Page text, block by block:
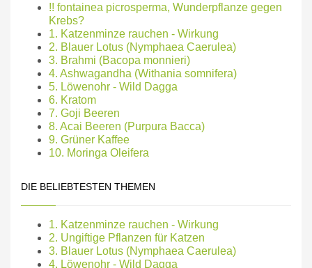
!! fontainea picrosperma, Wunderpflanze gegen
Krebs?
1. Katzenminze rauchen - Wirkung
2. Blauer Lotus (Nymphaea Caerulea)
3. Brahmi (Bacopa monnieri)
4. Ashwagandha (Withania somnifera)
5. Löwenohr - Wild Dagga
6. Kratom
7. Goji Beeren
8. Acai Beeren (Purpura Bacca)
9. Grüner Kaffee
10. Moringa Oleifera
DIE BELIEBTESTEN THEMEN
1. Katzenminze rauchen - Wirkung
2. Ungiftige Pflanzen für Katzen
3. Blauer Lotus (Nymphaea Caerulea)
4. Löwenohr - Wild Dagga